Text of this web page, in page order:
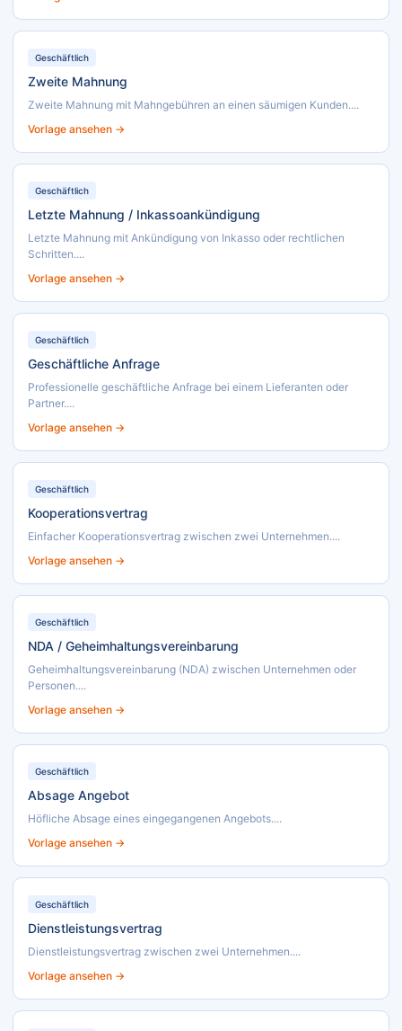
Geschäftlich
Zweite Mahnung
Zweite Mahnung mit Mahngebühren an einen säumigen Kunden....
Vorlage ansehen →
Geschäftlich
Letzte Mahnung / Inkassoankündigung
Letzte Mahnung mit Ankündigung von Inkasso oder rechtlichen
Schritten....
Vorlage ansehen →
Geschäftlich
Geschäftliche Anfrage
Professionelle geschäftliche Anfrage bei einem Lieferanten oder
Partner....
Vorlage ansehen →
Geschäftlich
Kooperationsvertrag
Einfacher Kooperationsvertrag zwischen zwei Unternehmen....
Vorlage ansehen →
Geschäftlich
NDA / Geheimhaltungsvereinbarung
Geheimhaltungsvereinbarung (NDA) zwischen Unternehmen oder
Personen....
Vorlage ansehen →
Geschäftlich
Absage Angebot
Höfliche Absage eines eingegangenen Angebots....
Vorlage ansehen →
Geschäftlich
Dienstleistungsvertrag
Dienstleistungsvertrag zwischen zwei Unternehmen....
Vorlage ansehen →